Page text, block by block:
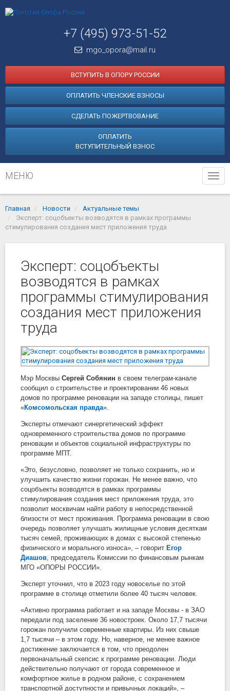
+7 (495) 973-51-52
mgo_opora@mail.ru
ВСТУПИТЬ В ОПОРУ РОССИИ
ОПЛАТИТЬ ЧЛЕНСКИЕ ВЗНОСЫ
СДЕЛАТЬ ПОЖЕРТВОВАНИЕ
ОПЛАТИТЬ
ВСТУПИТЕЛЬНЫЙ ВЗНОС
МЕНЮ
Главная Новости
Актуальные темы
Эксперт: соцобъекты возводятся в рамках программы
стимулирования создания мест приложения труда
Эксперт: соцобъекты
возводятся в рамках
программы стимулирования
создания мест приложения
труда
Мэр Москвы Сергей Собянин в своем телеграм-канале
сообщил о строительстве и проектировании 46 новых
домов по программе реновации на западе столицы, пишет
«Комсомольская правда».
Эксперты отмечают синергетический эффект
одновременного строительства домов по программе
реновации и объектов социальной инфраструктуры по
программе МПТ.
«Это, безусловно, позволяет не только сохранить, но и
улучшить качество жизни горожан. Не менее важно, что
соцобъекты возводятся в рамках программы
стимулирования создания мест приложения труда, это
позволит москвичам найти работу в непосредственной
близости от мест проживания. Программа реновации в свою
очередь позволяет улучшать жилищные условия десяткам
тысяч семей, проживающих в домах с высокой степенью
физического и морального износа», – говорит Егор
Диашов, председатель Комиссии по финансовым рынкам
МГО «ОПОРЫ РОССИИ».
Эксперт уточнил, что в 2023 году новоселье по этой
программе в столице отметили более 40 тысяч человек.
«Активно программа работает и на западе Москвы - в ЗАО
передали под заселение 36 новостроек. Около 17,7 тысячи
горожан получили современные квартиры. Из них свыше
1,7 тысячи – в этом году. Но, наверное, не менее важное
достижение заключается в том, что преодолен
первоначальный скепсис к программе реновации. Люди
действительно получают от города современное и
комфортное жилье в родном районе, с сохранением
транспортной доступности и привычных локаций», –